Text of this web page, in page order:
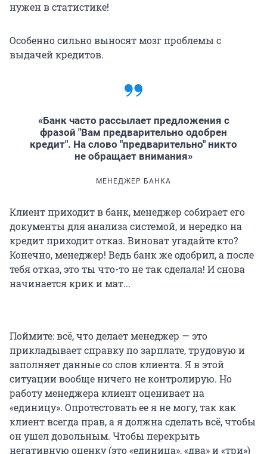
нужен в статистике!
Особенно сильно выносят мозг проблемы с
выдачей кредитов.
«Банк часто рассылает предложения с
фразой "Вам предварительно одобрен
кредит". На слово "предварительно" никто
не обращает внимания»
МЕНЕДЖЕР БАНКА
Клиент приходит в банк, менеджер собирает его
документы для анализа системой, и нередко на
кредит приходит отказ. Виноват угадайте кто?
Конечно, менеджер! Ведь банк же одобрил, а после
тебя отказ, это ты что-то не так сделала! И снова
начинается крик и мат...
Поймите: всё, что делает менеджер — это
прикладывает справку по зарплате, трудовую и
заполняет данные со слов клиента. Я в этой
ситуации вообще ничего не контролирую. Но
работу менеджера клиент оценивает на
«единицу». Опротестовать ее я не могу, так как
клиент всегда прав, а я должна сделать всё, чтобы
он ушел довольным. Чтобы перекрыть
негативную оценку (это «единица», «два» и «три»)